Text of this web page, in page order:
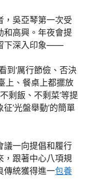
，吳亞琴第一次受
和高興。年夜會提
下深入印象——
到‘厲行節儉、否決
上、餐桌上都擺放
剩飯、不剩菜’等提
‘光盤舉動’的簡單
議一向提倡和履行
，跟著中心八項規
傳統獲得進一包養